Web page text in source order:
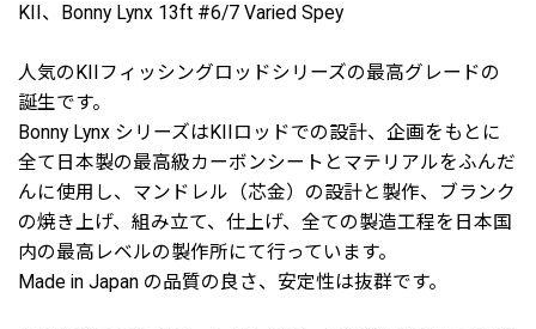
KII、Bonny Lynx 13ft #6/7 Varied Spey
人気のKIIフィッシングロッドシリーズの最高グレードの
誕生です。
Bonny Lynx シリーズはKIIロッドでの設計、企画をもとに
全て日本製の最高級カーボンシートとマテリアルをふんだ
んに使用し、マンドレル（芯金）の設計と製作、ブランク
の焼き上げ、組み立て、仕上げ、全ての製造工程を日本国
内の最高レベルの製作所にて行っています。
Made in Japan の品質の良さ、安定性は抜群です。